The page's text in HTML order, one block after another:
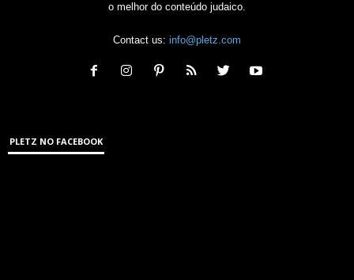
o melhor do conteúdo judaico.
Contact us: info@pletz.com
PLETZ NO FACEBOOK